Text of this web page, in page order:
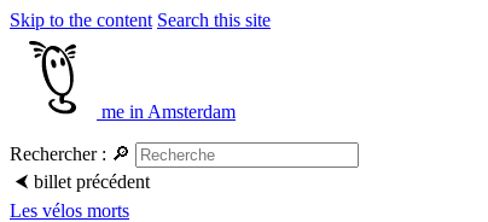
Skip to the content Search this site
me in Amsterdam
Rechercher : 🔎
⮜ billet précédent
Les vélos morts